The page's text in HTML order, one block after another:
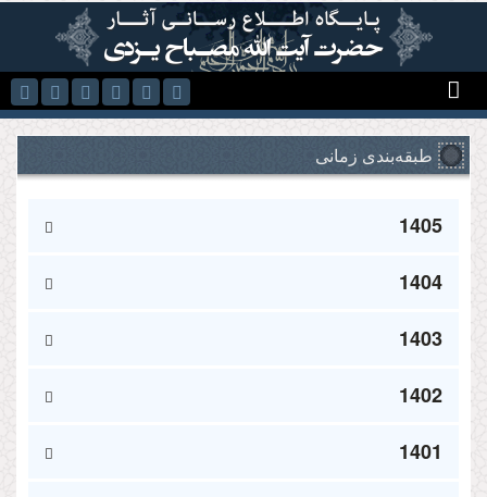
رفتن به محتوای اصلی
طبقه‌بندی زمانی
1405
1404
1403
1402
1401